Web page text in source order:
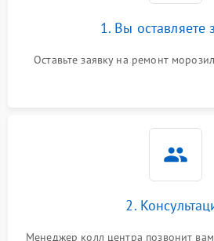
1. Вы оставляете
Оставьте заявку на ремонт
2.
Менеджер колл центра позвонит